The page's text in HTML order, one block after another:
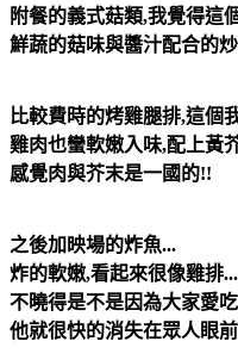
附餐的義式菇類,我覺得這
鮮蔬的菇味與醬汁配合的
比較費時的烤雞腿排,這個
雞肉也蠻軟嫩入味,配上黃
感覺肉與芥末是一國的!!
之後加映場的炸魚...
炸的軟嫩,看起來很像雞排...
不曉得是不是因為大家愛
他就很快的消失在眾人眼